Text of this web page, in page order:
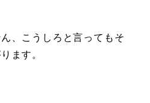
、こうしろと言ってもそ
ます。